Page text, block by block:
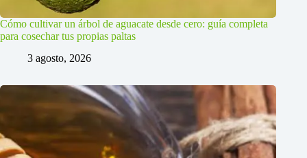
Cómo cultivar un árbol de aguacate desde cero: guía completa
para cosechar tus propias paltas
3 agosto, 2026